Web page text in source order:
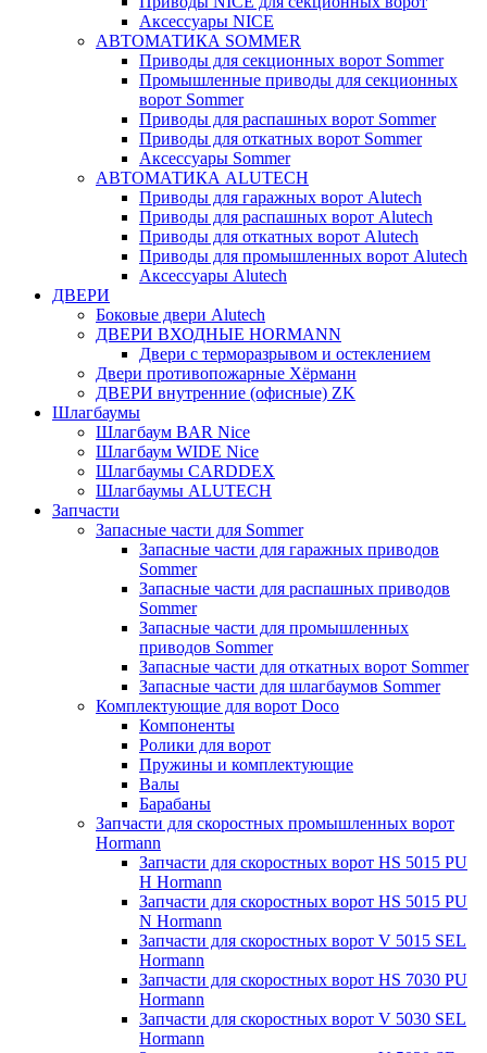
Аксессуары NICE
АВТОМАТИКА SOMMER
Приводы для секционных ворот Sommer
Промышленные приводы для секционных
ворот Sommer
Приводы для распашных ворот Sommer
Приводы для откатных ворот Sommer
Аксессуары Sommer
АВТОМАТИКА ALUTECH
Приводы для гаражных ворот Alutech
Приводы для распашных ворот Alutech
Приводы для откатных ворот Alutech
Приводы для промышленных ворот Alutech
Аксессуары Alutech
ДВЕРИ
Боковые двери Alutech
ДВЕРИ ВХОДНЫЕ HORMANN
Двери с терморазрывом и остеклением
Двери противопожарные Хёрманн
ДВЕРИ внутренние (офисные) ZK
Шлагбаумы
Шлагбаум BAR Nice
Шлагбаум WIDE Nice
Шлагбаумы CARDDEX
Шлагбаумы ALUTECH
Запчасти
Запасные части для Sommer
Запасные части для гаражных приводов
Sommer
Запасные части для распашных приводов
Sommer
Запасные части для промышленных
приводов Sommer
Запасные части для откатных ворот Sommer
Запасные части для шлагбаумов Sommer
Комплектующие для ворот Doco
Компоненты
Ролики для ворот
Пружины и комплектующие
Валы
Барабаны
Запчасти для скоростных промышленных ворот
Hormann
Запчасти для скоростных ворот HS 5015 PU
H Hormann
Запчасти для скоростных ворот HS 5015 PU
N Hormann
Запчасти для скоростных ворот V 5015 SEL
Hormann
Запчасти для скоростных ворот HS 7030 PU
Hormann
Запчасти для скоростных ворот V 5030 SEL
Hormann